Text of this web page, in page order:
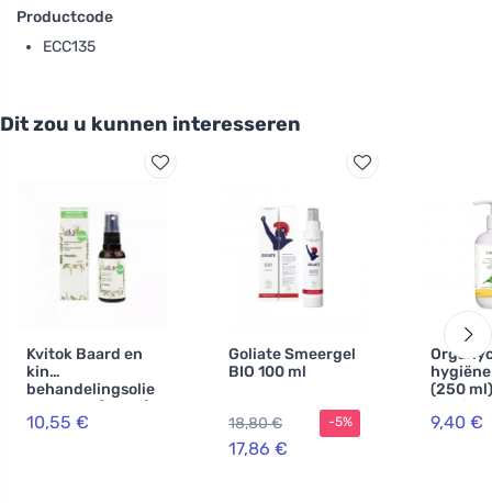
Productcode
ECC135
Dit zou u kunnen interesseren
Kvitok Baard en
kin
behandelingsolie
Plnovous (30 ml)
- met een frisse
10,55 €
Goliate Smeergel
BIO 100 ml
18,80 €
17,86 €
-5%
(250
9,40 €